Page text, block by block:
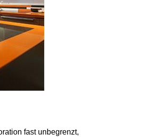
fast unbegrenzt,